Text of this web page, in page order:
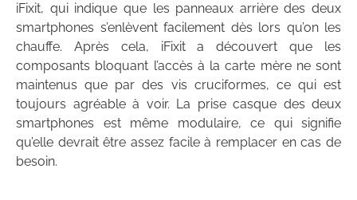
iFixit, qui indique que les panneaux arrière des deux
smartphones s’enlèvent facilement dès lors qu’on les
chauffe. Après cela, iFixit a découvert que les
composants bloquant l’accès à la carte mère ne sont
maintenus que par des vis cruciformes, ce qui est
toujours agréable à voir. La prise casque des deux
smartphones est même modulaire, ce qui signifie
qu’elle devrait être assez facile à remplacer en cas de
besoin.